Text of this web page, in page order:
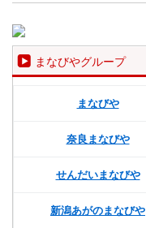
まなびやグループ
まなびや
奈良まなびや
せんだいまなびや
新潟あがのまなびや